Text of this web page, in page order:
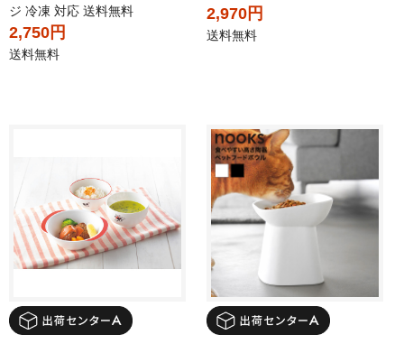
ジ 冷凍 対応 送料無料
2,750円
送料無料
2,970円
送料無料